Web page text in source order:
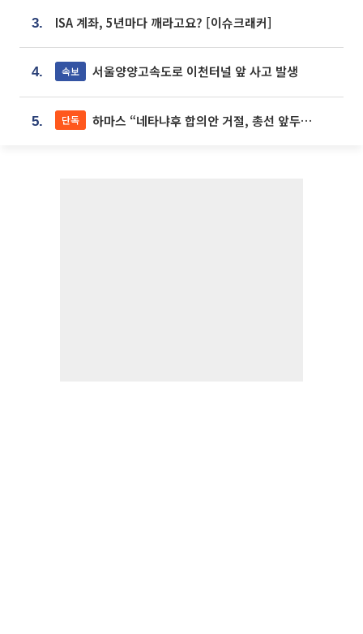
3. ISA 계좌, 5년마다 깨라고요? [이슈크래커]
4. 속보 서울양양고속도로 이천터널 앞 사고 발생
5. 단독 하마스 “네타냐후 합의안 거절, 총선 앞두고 시간 끌기”